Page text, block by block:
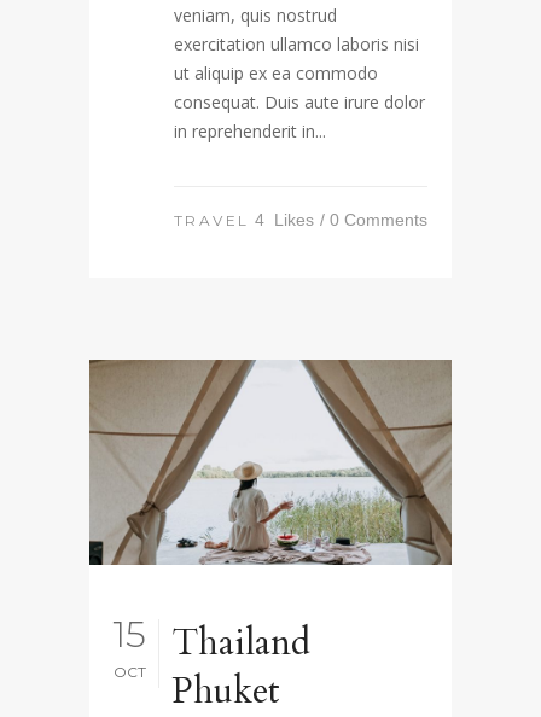
veniam, quis nostrud
exercitation ullamco laboris nisi
ut aliquip ex ea commodo
consequat. Duis aute irure dolor
in reprehenderit in...
TRAVEL 4 Likes 0 Comments
15
OCT
Thailand
Phuket